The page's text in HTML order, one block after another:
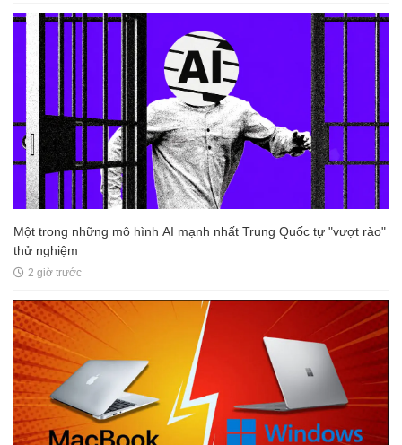
Một trong những mô hình AI mạnh nhất Trung Quốc tự "vượt rào"
thử nghiệm
2 giờ trước